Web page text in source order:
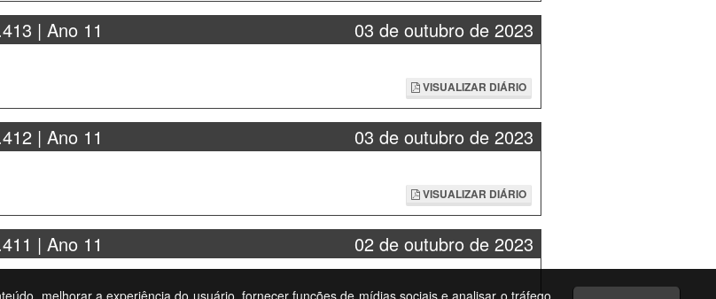
| Ano 11 03 de outubro de 2023
VISUALIZAR DIÁRIO
| Ano 11 03 de outubro de 2023
VISUALIZAR DIÁRIO
| Ano 11 02 de outubro de 2023
melhorar a experiência do usuário, fornecer funções de mídias sociais e analisar o tráfego.